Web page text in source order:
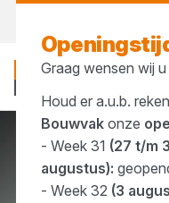
Merken Eko Okna
Graag wensen wij
Houd er a.u.b.
Bouwvakonze
- Week 31 (27 t/m
augustus):
- Week 32 (3